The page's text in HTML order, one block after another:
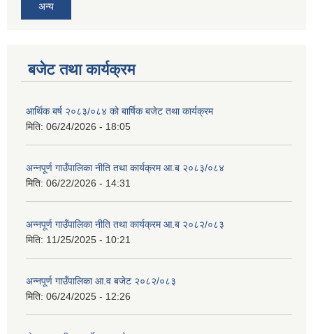
अन्य
बजेट तथा कार्यक्रम
आर्थिक बर्ष २०८३/०८४ को बार्षिक बजेट तथा कार्यक्रम
मिति: 06/24/2026 - 18:05
अन्नपूर्ण गाउँपालिका नीति तथा कार्यक्रम आ.ब २०८३/०८४
मिति: 06/22/2026 - 14:31
अन्नपूर्ण गाउँपालिका नीति तथा कार्यक्रम आ.ब २०८२/०८३
मिति: 11/25/2025 - 10:21
अन्नपूर्ण गाउँपालिका आ.व बजेट २०८२/०८३
मिति: 06/24/2025 - 12:26